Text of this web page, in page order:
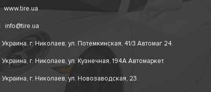
www.tire.ua
info@tire.ua
Украина, г. Николаев, ул. Потемкинская, 41/3 Автомаг 24.
Украина, г. Николаев, ул. Кузнечная, 194А Автомаркет.
Украина, г. Николаев, ул. Новозаводская, 23.